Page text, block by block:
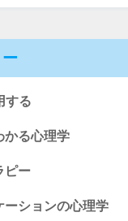
する
かる心理学
ピー
ーションの心理学